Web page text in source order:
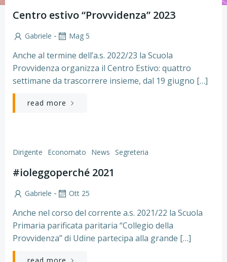
Centro estivo “Provvidenza” 2023
Gabriele - Mag 5
Anche al termine dell’a.s. 2022/23 la Scuola
Provvidenza organizza il Centro Estivo: quattro
settimane da trascorrere insieme, dal 19 giugno […]
read more
Dirigente Economato News Segreteria
#ioleggoperché 2021
Gabriele - Ott 25
Anche nel corso del corrente a.s. 2021/22 la Scuola
Primaria parificata paritaria “Collegio della
Provvidenza” di Udine partecipa alla grande […]
read more